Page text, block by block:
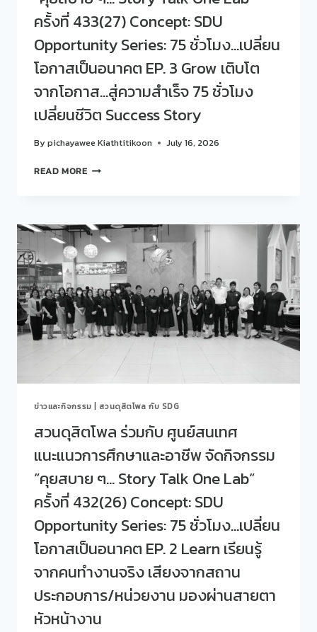
434(28)
CONCEPT:
SDU
OPPORTUNITY
SERIES:
75
ชั่วโมง…
โอกาส
อนาคต
สร้าง
ทักษะ…
สร้าง
อาชีพ
ลงมือ
สร้าง…
ต่อย
อด
เป็น
WORKSHOP
พวง
กุญแจ
ครั้งที่ 433(27) Concept: SDU
Opportunity Series: 75 ชั่วโมง…เปลี่ยน
โอกาสเป็นอนาคต EP. 3 Grow เติบโต
จากโอกาส…สู่ความสำเร็จ 75 ชั่วโมง
เปลี่ยนชีวิต Success Story
Bypichayawee Kiathtitikoon July 16, 2026
READ MOREสวน
ร่วม
กับ
ศูนย์
สนเทศ
แนะแนว
การ
ศึกษา
และ
อาชีพ
กิจกรรม
ๆ…
STORY
TALK
ONE
LAB“
ครั้ง
433(27)
CONCEPT:
SDU
OPPORTUNITY
75
ชั่วโมง…
โอกาส
ข่าวและกิจกรรม สวนดุสิตโพล กับ SDG
สวนดุสิตโพล ร่วมกับ ศูนย์สนเทศ
แนะแนวการศึกษาและอาชีพ จัดกิจกรรม
“คุยสบาย ๆ… Story Talk One Lab“
ครั้งที่ 432(26) Concept: SDU
Opportunity Series: 75 ชั่วโมง…เปลี่ยน
โอกาสเป็นอนาคต EP. 2 Learn เรียนรู้
จากคนทำงานจริง เสียงจากสถาน
ประกอบการ/หน่วยงาน มองผ่านสายตา
หัวหน้างาน